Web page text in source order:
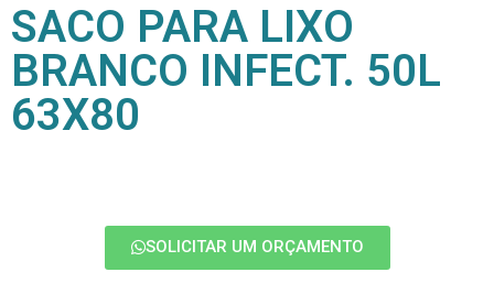
SACO PARA LIXO
BRANCO INFECT. 50L
63X80
SOLICITAR UM ORÇAMENTO